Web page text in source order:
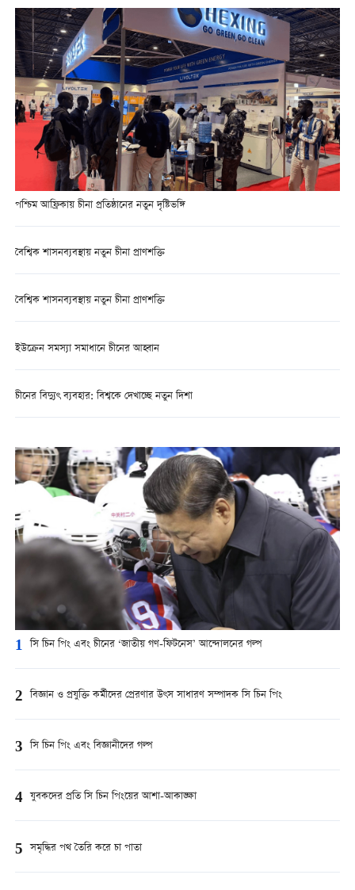
পশ্চিম আফ্রিকায় চীনা প্রতিষ্ঠানের নতুন দৃষ্টিভঙ্গি
বৈশ্বিক শাসনব্যবস্থায় নতুন চীনা প্রাণশক্তি
বৈশ্বিক শাসনব্যবস্থায় নতুন চীনা প্রাণশক্তি
ইউক্রেন সমস্যা সমাধানে চীনের আহ্বান
চীনের বিদ্যুৎ ব্যবহার: বিশ্বকে দেখাচ্ছে নতুন দিশা
1 সি চিন পিং এবং চীনের ‘জাতীয় গণ-ফিটনেস’ আন্দোলনের গল্প
2 বিজ্ঞান ও প্রযুক্তি কর্মীদের প্রেরণার উৎস সাধারণ সম্পাদক সি চিন পিং
3 সি চিন পিং এবং বিজ্ঞানীদের গল্প
4 যুবকদের প্রতি সি চিন পিংয়ের আশা-আকাঙ্ক্ষা
5 সমৃদ্ধির পথ তৈরি করে চা পাতা